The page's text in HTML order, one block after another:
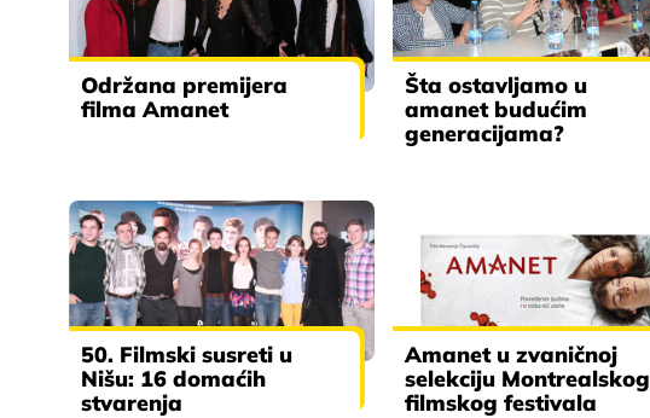
Održana premijera
filma Amanet
Šta ostavljamo u
amanet budućim
generacijama?
50. Filmski susreti u
Nišu: 16 domaćih
stvarenja
Amanet u zvaničnoj
selekciju Montrealskog
filmskog festivala